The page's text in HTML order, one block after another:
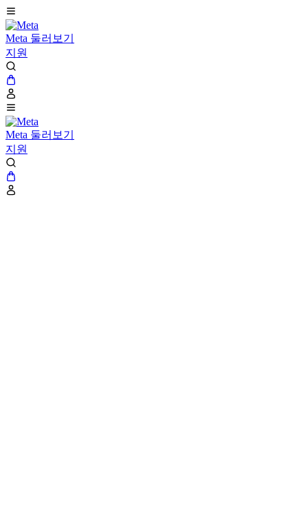
Meta 둘러보기
지원
Meta 둘러보기
지원